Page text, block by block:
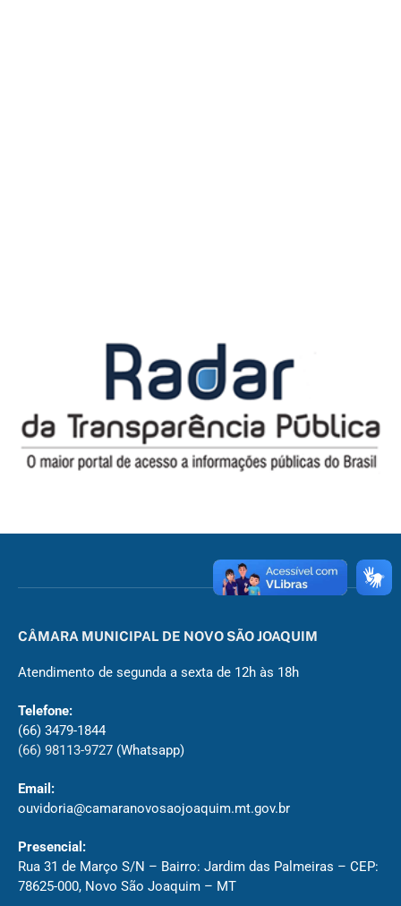
CÂMARA MUNICIPAL DE NOVO SÃO JOAQUIM
Atendimento de segunda a sexta de 12h às 18h
Telefone:
(66) 3479-1844
(66) 98113-9727 (Whatsapp)
Email:
ouvidoria@camaranovosaojoaquim.mt.gov.br
Presencial:
Rua 31 de Março S/N – Bairro: Jardim das Palmeiras – CEP:
78625-000, Novo São Joaquim – MT